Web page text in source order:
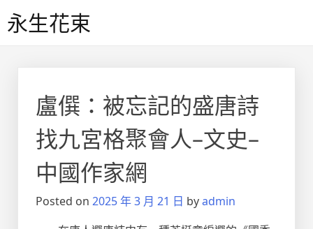
to永生花束
盧僎：被忘記的盛唐詩
找九宮格聚會人–文史–
中國作家網
Posted on 2025 年 3 月 21 日 byadmin